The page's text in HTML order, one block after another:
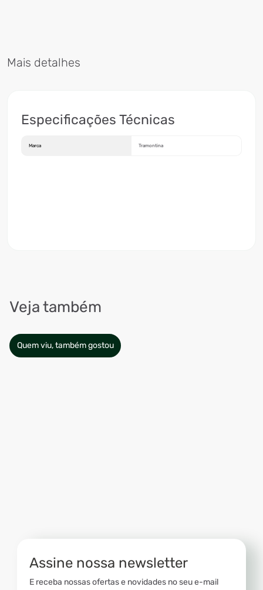
Mais detalhes
Especificações Técnicas
Marca Tramontina
Veja também
Quem viu, também gostou
Assine nossa newsletter
E receba nossas ofertas e novidades no seu e-mail